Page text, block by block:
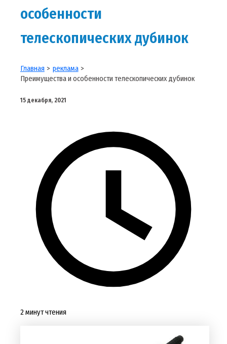
особенности
телескопических дубинок
Главная
реклама
Преимущества и особенности телескопических дубинок
15 декабря, 2021
2 минут чтения